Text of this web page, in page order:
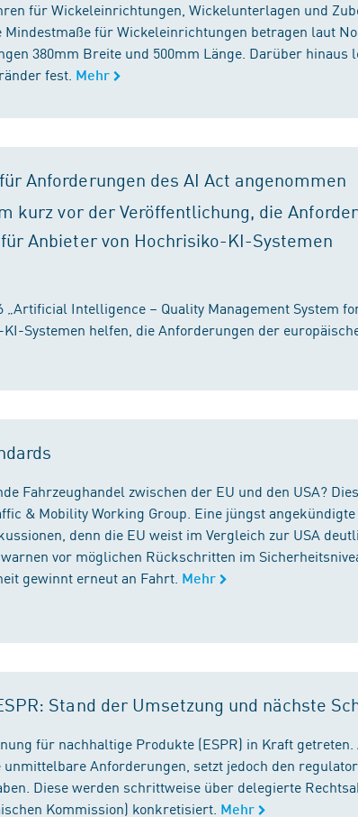
für Wickeleinrichtungen, Wickelunterlagen und
für Wickeleinrichtungen betragen laut
380mm Breite und 500mm Länge. Darüber hinaus
fest. Mehr
Anforderungen des AI Act angenommen
kurz vor der Veröffentlichung, die
Anbieter von Hochrisiko-KI-Systemen
Intelligence – Quality Management System
Systemen helfen, die Anforderungen der
Fahrzeughandel zwischen der EU und den USA?
& Mobility Working Group. Eine jüngst
denn die EU weist im Vergleich zur USA
vor möglichen Rückschritten im
gewinnt erneut an Fahrt. Mehr
Stand der Umsetzung und nächste
für nachhaltige Produkte (ESPR) in Kraft getreten.
Anforderungen, setzt jedoch den
Diese werden schrittweise über delegierte
Kommission) konkretisiert. Mehr